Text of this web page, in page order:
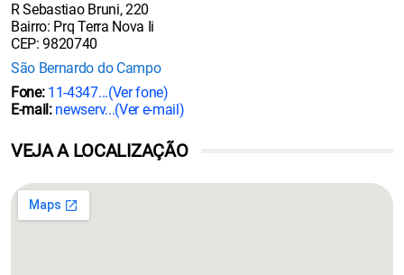
R Sebastiao Bruni, 220
Bairro: Prq Terra Nova Ii
CEP: 9820740
São Bernardo do Campo
Fone: 11-4347...(Ver fone)
E-mail: newserv...(Ver e-mail)
VEJA A LOCALIZAÇÃO